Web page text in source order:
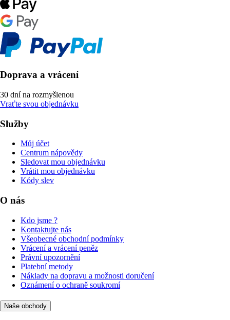
Doprava a vrácení
30 dní na rozmyšlenou
Vraťte svou objednávku
Služby
Můj účet
Centrum nápovědy
Sledovat mou objednávku
Vrátit mou objednávku
Kódy slev
O nás
Kdo jsme ?
Kontaktujte nás
Všeobecné obchodní podmínky
Vrácení a vrácení peněz
Právní upozornění
Platební metody
Náklady na dopravu a možnosti doručení
Oznámení o ochraně soukromí
Naše obchody